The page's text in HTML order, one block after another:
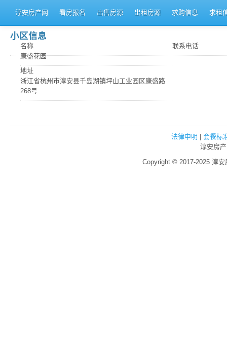
淳安房产网 看房报名 出售房源 出租房源 求购信息 求租
小区信息
名称
康盛花园
地址
浙江省杭州市淳安县千岛湖镇坪山工业园区康盛路
268号
联系电话
法律申明
套餐标
淳安房
Copyright © 2017-2025 淳